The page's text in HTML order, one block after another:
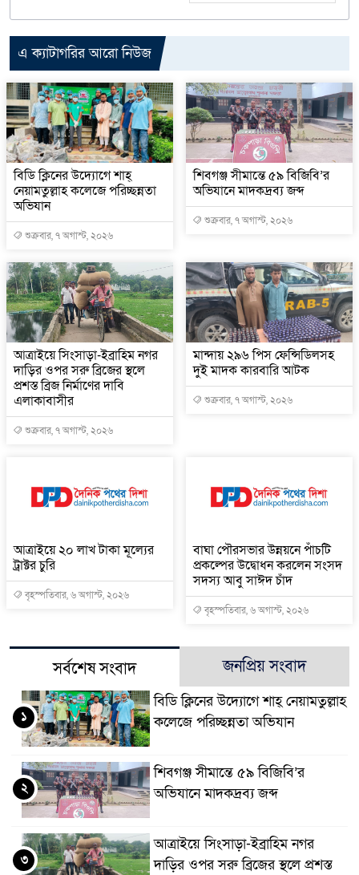
এ ক্যাটাগরির আরো নিউজ
বিডি ক্লিনের উদ্যোগে শাহ্
নেয়ামতুল্লাহ কলেজে পরিচ্ছন্নতা
অভিযান
শুক্রবার, ৭ অগাস্ট, ২০২৬
শিবগঞ্জ সীমান্তে ৫৯ বিজিবি’র
অভিযানে মাদকদ্রব্য জব্দ
শুক্রবার, ৭ অগাস্ট, ২০২৬
আত্রাইয়ে সিংসাড়া-ইব্রাহিম নগর
দাড়ির ওপর সরু ব্রিজের স্থলে
প্রশস্ত ব্রিজ নির্মাণের দাবি
এলাকাবাসীর
শুক্রবার, ৭ অগাস্ট, ২০২৬
মান্দায় ২৯৬ পিস ফেন্সিডিলসহ
দুই মাদক কারবারি আটক
শুক্রবার, ৭ অগাস্ট, ২০২৬
আত্রাইয়ে ২০ লাখ টাকা মূল্যের
ট্রাক্টর চুরি
বৃহস্পতিবার, ৬ অগাস্ট, ২০২৬
বাঘা পৌরসভার উন্নয়নে পাঁচটি
প্রকল্পের উদ্বোধন করলেন সংসদ
সদস্য আবু সাঈদ চাঁদ
বৃহস্পতিবার, ৬ অগাস্ট, ২০২৬
সর্বশেষ সংবাদ জনপ্রিয় সংবাদ
বিডি ক্লিনের উদ্যোগে শাহ্ নেয়ামতুল্লাহ
কলেজে পরিচ্ছন্নতা অভিযান
১
শিবগঞ্জ সীমান্তে ৫৯ বিজিবি’র
অভিযানে মাদকদ্রব্য জব্দ
২
আত্রাইয়ে সিংসাড়া-ইব্রাহিম নগর
দাড়ির ওপর সরু ব্রিজের স্থলে প্রশস্ত
৩